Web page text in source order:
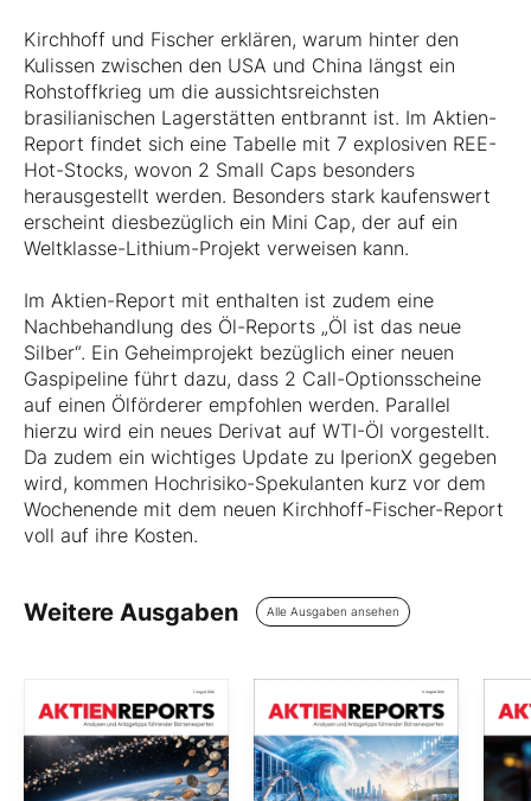
Kirchhoff und Fischer erklären, warum hinter den
Kulissen zwischen den USA und China längst ein
Rohstoffkrieg um die aussichtsreichsten
brasilianischen Lagerstätten entbrannt ist. Im Aktien-
Report findet sich eine Tabelle mit 7 explosiven REE-
Hot-Stocks, wovon 2 Small Caps besonders
herausgestellt werden. Besonders stark kaufenswert
erscheint diesbezüglich ein Mini Cap, der auf ein
Weltklasse-Lithium-Projekt verweisen kann.
Im Aktien-Report mit enthalten ist zudem eine
Nachbehandlung des Öl-Reports „Öl ist das neue
Silber“. Ein Geheimprojekt bezüglich einer neuen
Gaspipeline führt dazu, dass 2 Call-Optionsscheine
auf einen Ölförderer empfohlen werden. Parallel
hierzu wird ein neues Derivat auf WTI-Öl vorgestellt.
Da zudem ein wichtiges Update zu IperionX gegeben
wird, kommen Hochrisiko-Spekulanten kurz vor dem
Wochenende mit dem neuen Kirchhoff-Fischer-Report
voll auf ihre Kosten.
Weitere Ausgaben Alle Ausgaben ansehen